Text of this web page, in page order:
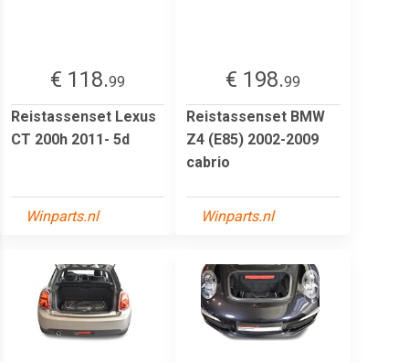
€ 118.99
Reistassenset Lexus
CT 200h 2011- 5d
Winparts.nl
€ 198.99
Reistassenset BMW
Z4 (E85) 2002-2009
cabrio
Winparts.nl